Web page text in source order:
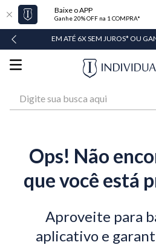
Baixe o APP
Ganhe 20% OFF na 1 COMPRA*
EM ATÉ 6X SEM JUROS* OU
Ops! Não
que você está
Aproveite para
aplicativo e